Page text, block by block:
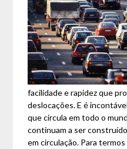
facilidade e rapidez que
deslocações. E é
que circula em todo o
continuam a ser
em circulação. Para